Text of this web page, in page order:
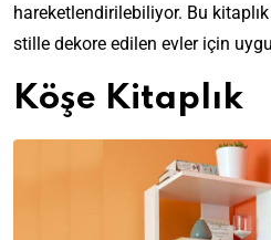
hareketlendirilebiliyor. Bu
stille dekore edilen evler için
Köşe Kitaplık